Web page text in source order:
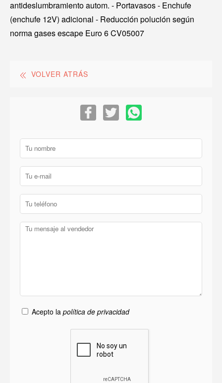
antideslumbramiento autom. - Portavasos - Enchufe
(enchufe 12V) adicional - Reducción polución según
norma gases escape Euro 6 CV05007
VOLVER ATRÁS
Acepto la política de privacidad